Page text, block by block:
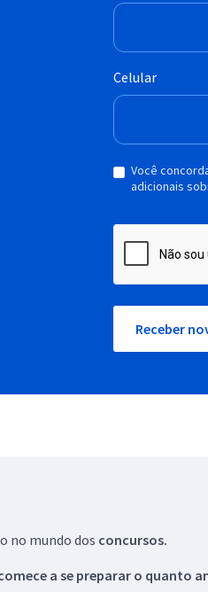
Celular
Você
adicionais
Receber
no mundo dos concursos.
a se preparar o quanto